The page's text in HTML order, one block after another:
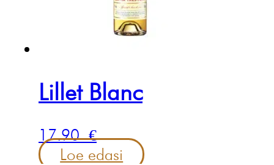
Lillet Blanc
17.90€
Loe edasi